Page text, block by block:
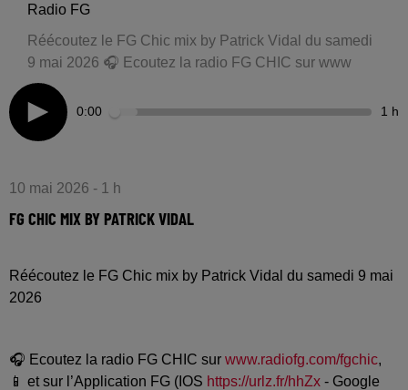
Radio FG
Réécoutez le FG Chic mix by Patrick Vidal du samedi
9 mai 2026 🎧 Ecoutez la radio FG CHIC sur www
0:00 1 h
10 mai 2026 - 1 h
FG CHIC MIX BY PATRICK VIDAL
Réécoutez le FG Chic mix by Patrick Vidal du samedi 9 mai
2026
🎧 Ecoutez la radio FG CHIC sur www.radiofg.com/fgchic,
📱 et sur l’Application FG (IOS https://urlz.fr/hhZx - Google